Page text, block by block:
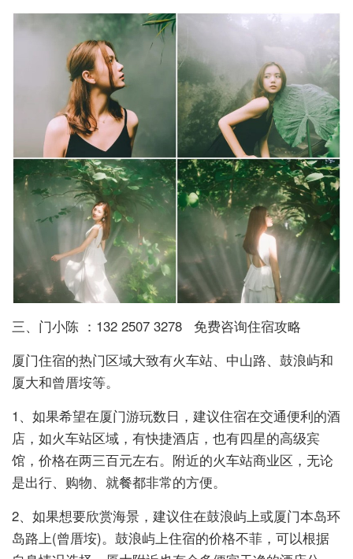
三、门小陈 ：132 2507 3278 免费咨询住宿攻略
厦门住宿的热门区域大致有火车站、中山路、鼓浪屿和
厦大和曾厝垵等。
1、如果希望在厦门游玩数日，建议住宿在交通便利的酒
店，如火车站区域，有快捷酒店，也有四星的高级宾
馆，价格在两三百元左右。附近的火车站商业区，无论
是出行、购物、就餐都非常的方便。
2、如果想要欣赏海景，建议住在鼓浪屿上或厦门本岛环
岛路上(曾厝垵)。鼓浪屿上住宿的价格不菲，可以根据